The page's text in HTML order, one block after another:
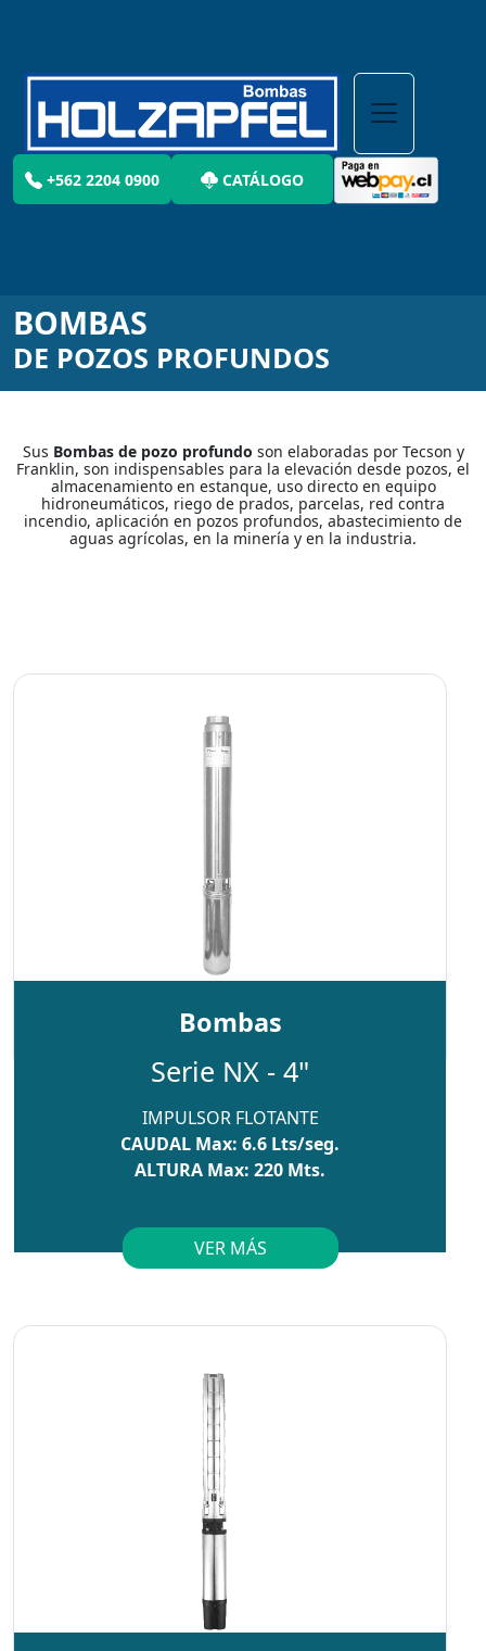
+562 2204 0900 CATÁLOGO
BOMBAS
DE POZOS PROFUNDOS
Sus Bombas de pozo profundo son elaboradas por Tecson y
Franklin, son indispensables para la elevación desde pozos, el
almacenamiento en estanque, uso directo en equipo
hidroneumáticos, riego de prados, parcelas, red contra
incendio, aplicación en pozos profundos, abastecimiento de
aguas agrícolas, en la minería y en la industria.
Bombas
Serie NX - 4"
IMPULSOR FLOTANTE
CAUDAL Max: 6.6 Lts/seg.
ALTURA Max: 220 Mts.
VER MÁS